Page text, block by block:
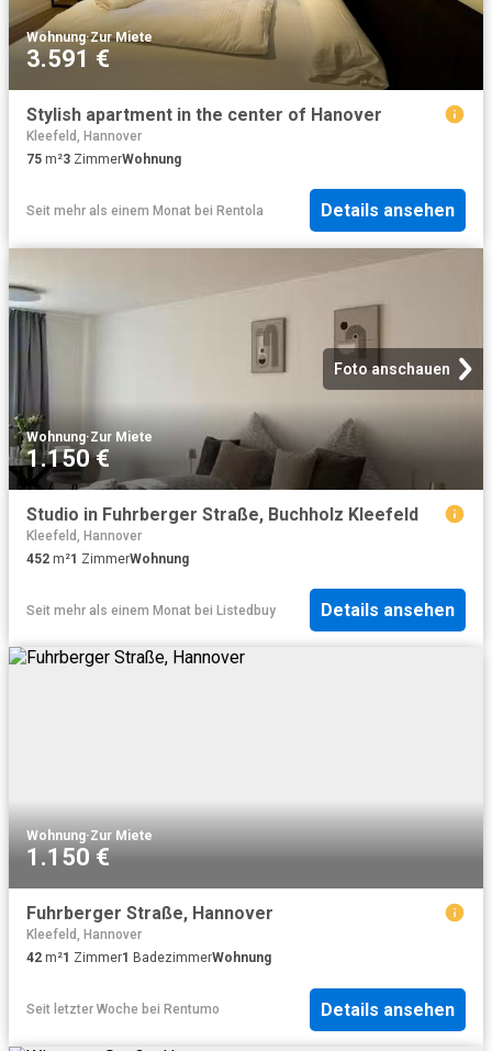
Wohnung·Zur Miete
3.591 €
Stylish apartment in the center of Hanover
Kleefeld, Hannover
75 m²3 ZimmerWohnung
Seit mehr als einem Monat bei Rentola Details ansehen
Foto anschauen
Wohnung·Zur Miete
1.150 €
Studio in Fuhrberger Straße, Buchholz Kleefeld
Kleefeld, Hannover
452 m²1 ZimmerWohnung
Seit mehr als einem Monat bei Listedbuy Details ansehen
Wohnung·Zur Miete
1.150 €
Fuhrberger Straße, Hannover
Kleefeld, Hannover
42 m²1 Zimmer1 BadezimmerWohnung
Seit letzter Woche bei Rentumo Details ansehen